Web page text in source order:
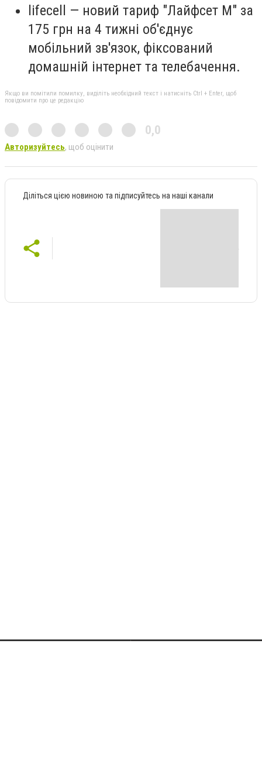
lifecell — новий тариф "Лайфсет М" за
175 грн на 4 тижні об'єднує
мобільний зв'язок, фіксований
домашній інтернет та телебачення.
Якщо ви помітили помилку, виділіть необхідний текст і натисніть Ctrl + Enter, щоб
повідомити про це редакцію
0,0
Авторизуйтесь, щоб оцінити
Діліться цією новиною та підписуйтесь на наші канали